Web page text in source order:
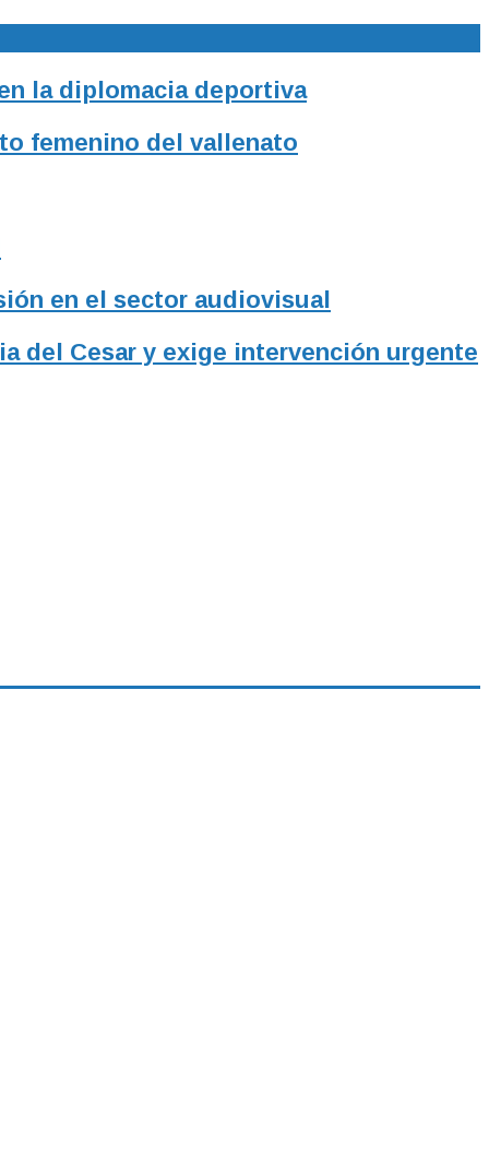
la diplomacia deportiva
femenino del vallenato
en el sector audiovisual
del Cesar y exige intervención urgente